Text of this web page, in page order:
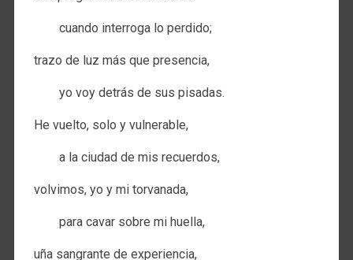
cuando interroga lo perdido;
trazo de luz más que presencia,
yo voy detrás de sus pisadas.
He vuelto, solo y vulnerable,
a la ciudad de mis recuerdos,
volvimos, yo y mi torvanada,
para cavar sobre mi huella,
uña sangrante de experiencia,